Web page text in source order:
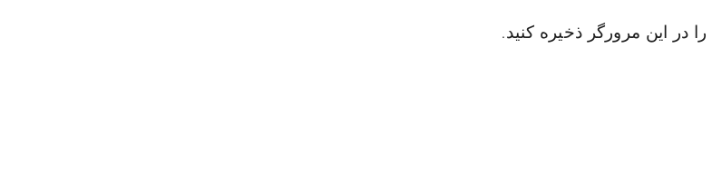
در این مرورگر ذخیره کنید.